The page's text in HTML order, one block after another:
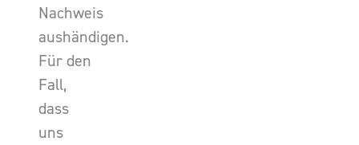
Nachweis
aushändigen.
Für den
Fall,
dass
uns